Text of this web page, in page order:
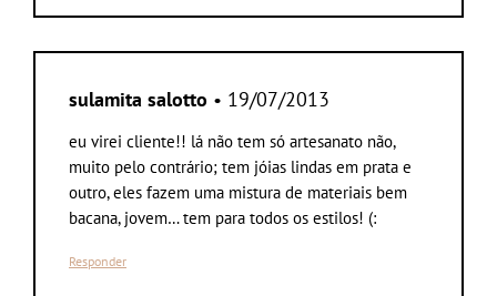
sulamita salotto • 19/07/2013
eu virei cliente!! lá não tem só artesanato não,
muito pelo contrário; tem jóias lindas em prata e
outro, eles fazem uma mistura de materiais bem
bacana, jovem… tem para todos os estilos! (:
Responder